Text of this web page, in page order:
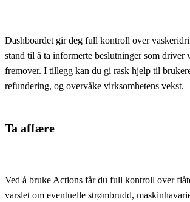
Dashboardet gir deg full kontroll over
stand til å ta informerte beslutninger som driver
fremover. I tillegg kan du gi rask hjelp til
refundering, og overvåke virksomhetens vekst.
Ta affære
Ved å bruke Actions får du full kontroll over
varslet om eventuelle strømbrudd,